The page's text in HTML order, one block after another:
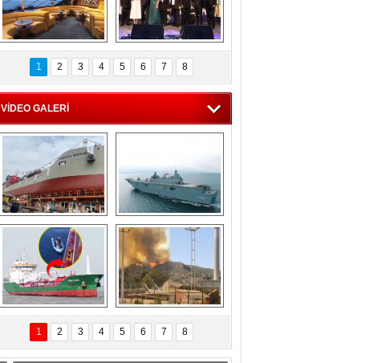
MSC'den 55 milyon
euroluk turizm geliri
müjdesi
5. Bosphorus Ship
Brokers Dinner,
İstanbul’da yapıldı
1 2 3 4 5 6 7 8
VİDEO GALERİ
Çeksan Tersanesi,
Başaran Bayrak
tankerini suya
indirdi
TCG Anadolu,
tersane teknik
seyrini tamamladı
Göçmenlerin
imdadına Türk
sahipli MINA DENIZ
yetişti
Milas’taki yangın
yeniden termik
santrallere doğru
ilerliyor
1 2 3 4 5 6 7 8